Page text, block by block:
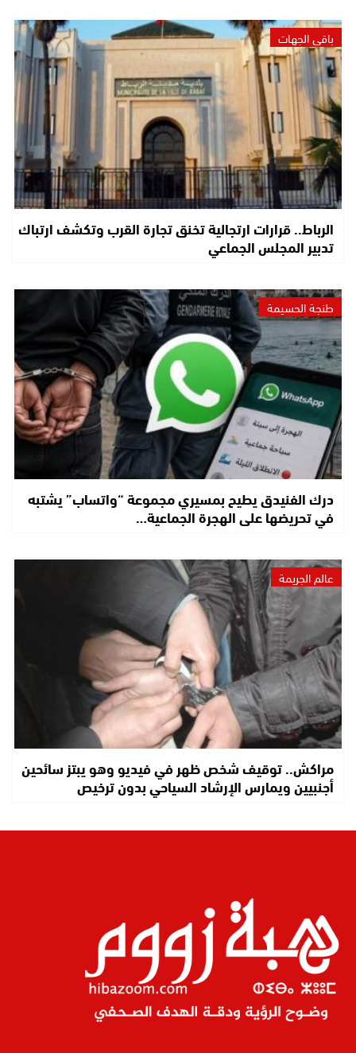
باقي الجهات
الرباط.. قرارات ارتجالية تخنق تجارة القرب وتكشف ارتباك
تدبير المجلس الجماعي
طنجة الحسيمة
درك الفنيدق يطيح بمسيري مجموعة “واتساب” يشتبه
في تحريضها على الهجرة الجماعية…
عالم الجريمة
مراكش.. توقيف شخص ظهر في فيديو وهو يبتز سائحين
أجنبيين ويمارس الإرشاد السياحي بدون ترخيص